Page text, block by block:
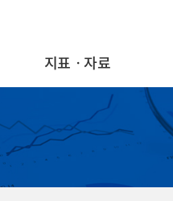
지표ㆍ자료